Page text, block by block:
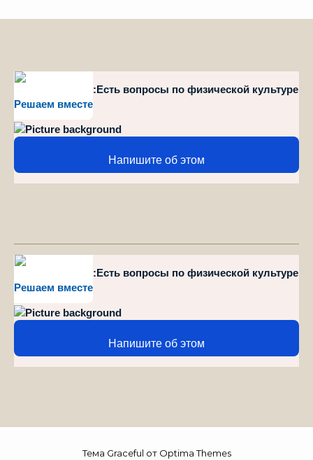
Решаем вместе
style="position":Есть вопросы по физической культуре
и спорту?
Напишите об этом
Решаем вместе
style="position":Есть вопросы по физической культуре
и спорту?
Напишите об этом
Тема Graceful от Optima Themes